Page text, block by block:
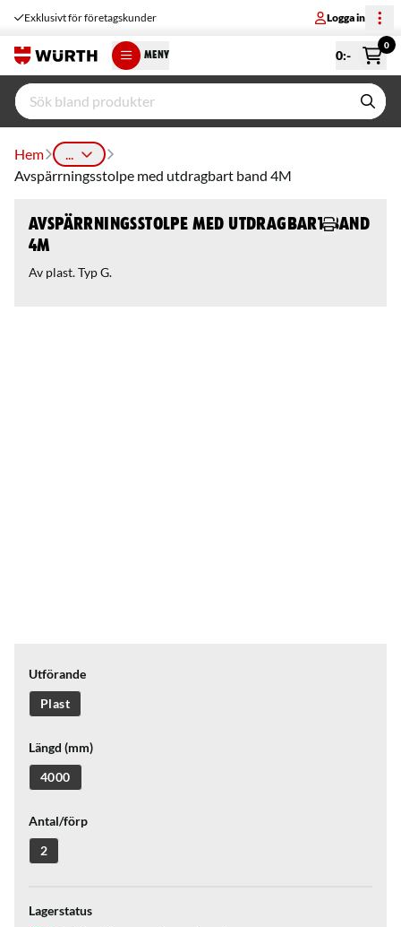
Exklusivt för företagskunder Logga in
MENY 0:-
0
Hem
...
Avspärrningsstolpe med utdragbart band 4M
Avspärrningsstolpe med utdragbart band
4M
Av plast. Typ G.
Utförande
Plast
Längd (mm)
4000
Antal/förp
2
Lagerstatus